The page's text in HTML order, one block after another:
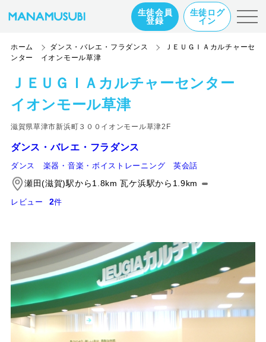
生徒会員
登録
生徒ログ
イン
ホーム ダンス・バレエ・フラダンス
ＪＥＵＧＩＡカルチャーセ
ンター イオンモール草津
ＪＥＵＧＩＡカルチャーセンター
イオンモール草津
滋賀県草津市新浜町３００イオンモール草津2F
ダンス・バレエ・フラダンス
ダンス 楽器・音楽・ボイストレーニング 英会話
瀬田(滋賀)駅から1.8km 瓦ケ浜駅から1.9km
レビュー 2件